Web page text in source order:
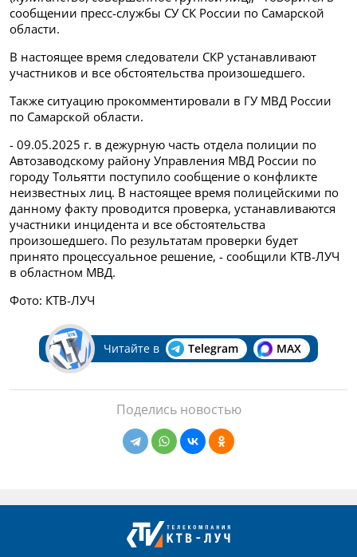
сообщении пресс-службы СУ СК России по Самарской
области.
В настоящее время следователи СКР устанавливают
участников и все обстоятельства произошедшего.
Также ситуацию прокомментировали в ГУ МВД России
по Самарской области.
- 09.05.2025 г. в дежурную часть отдела полиции по
Автозаводскому району Управления МВД России по
городу Тольятти поступило сообщение о конфликте
неизвестных лиц. В настоящее время полицейскими по
данному факту проводится проверка, устанавливаются
участники инцидента и все обстоятельства
произошедшего. По результатам проверки будет
принято процессуальное решение, - сообщили КТВ-ЛУЧ
в областном МВД.
Фото: КТВ-ЛУЧ
Читайте в Telegram MAX
Поделись новостью